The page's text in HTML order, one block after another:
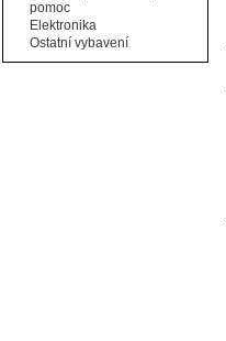
pomoc
Elektronika
Ostatní vybavení